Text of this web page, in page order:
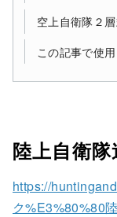
空上自衛隊２
この記事で使
陸上自衛
https://
ク%E3%80%80